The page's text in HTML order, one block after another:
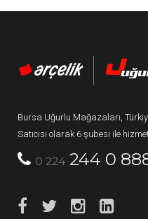
Bursa Uğurlu Mağazaları,
Satıcısı olarak 6 şubesi ile
0 224 244 0